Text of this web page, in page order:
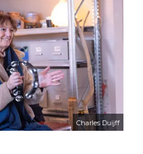
Charles Duijff